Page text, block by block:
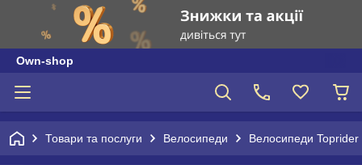
Own-shop
Товари та послуги Велосипеди Велосипеди Toprider